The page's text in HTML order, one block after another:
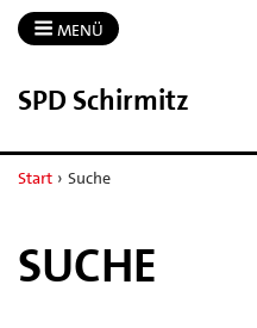
MENÜ
SPD Schirmitz
Start › Suche
SUCHE